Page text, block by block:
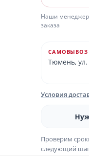
Наши
заказа
САМОВЫВОЗ
Тюмень, ул.
Условия
Проверим
следующий